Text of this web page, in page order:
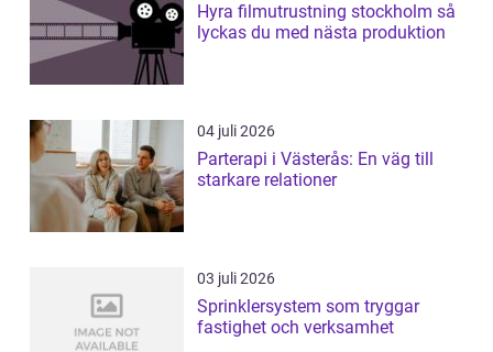
Hyra filmutrustning stockholm så
lyckas du med nästa produktion
04 juli 2026
Parterapi i Västerås: En väg till
starkare relationer
03 juli 2026
Sprinklersystem som tryggar
fastighet och verksamhet